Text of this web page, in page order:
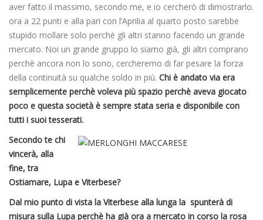
aver fatto il massimo, secondo me, e io cercherò di dimostrarlo.
ora a 22 punti e alla pari con l’Aprilia al quarto posto sarebbe
stupido mollare solo perchè gli altri stanno facendo un grande
mercato. Noi un grande gruppo lo siamo già, gli altri comprano
perchè ancora non lo sono, cercheremo di far pesare la forza
della continuità su qualche soldo in più. Chi è andato via era
semplicemente perchè voleva più spazio perchè aveva giocato
poco e questa società è sempre stata seria e disponibile con
tutti i suoi tesserati.
Secondo te chi
vincerà, alla
fine, tra
Ostiamare, Lupa e Viterbese?
Dal mio punto di vista la Viterbese alla lunga la spunterà di
misura sulla Lupa perchè ha già ora a mercato in corso la rosa